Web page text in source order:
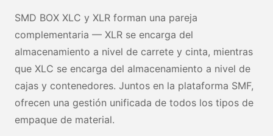
SMD BOX XLC y XLR forman una pareja
complementaria — XLR se encarga del
almacenamiento a nivel de carrete y cinta, mientras
que XLC se encarga del almacenamiento a nivel de
cajas y contenedores. Juntos en la plataforma SMF,
ofrecen una gestión unificada de todos los tipos de
empaque de material.